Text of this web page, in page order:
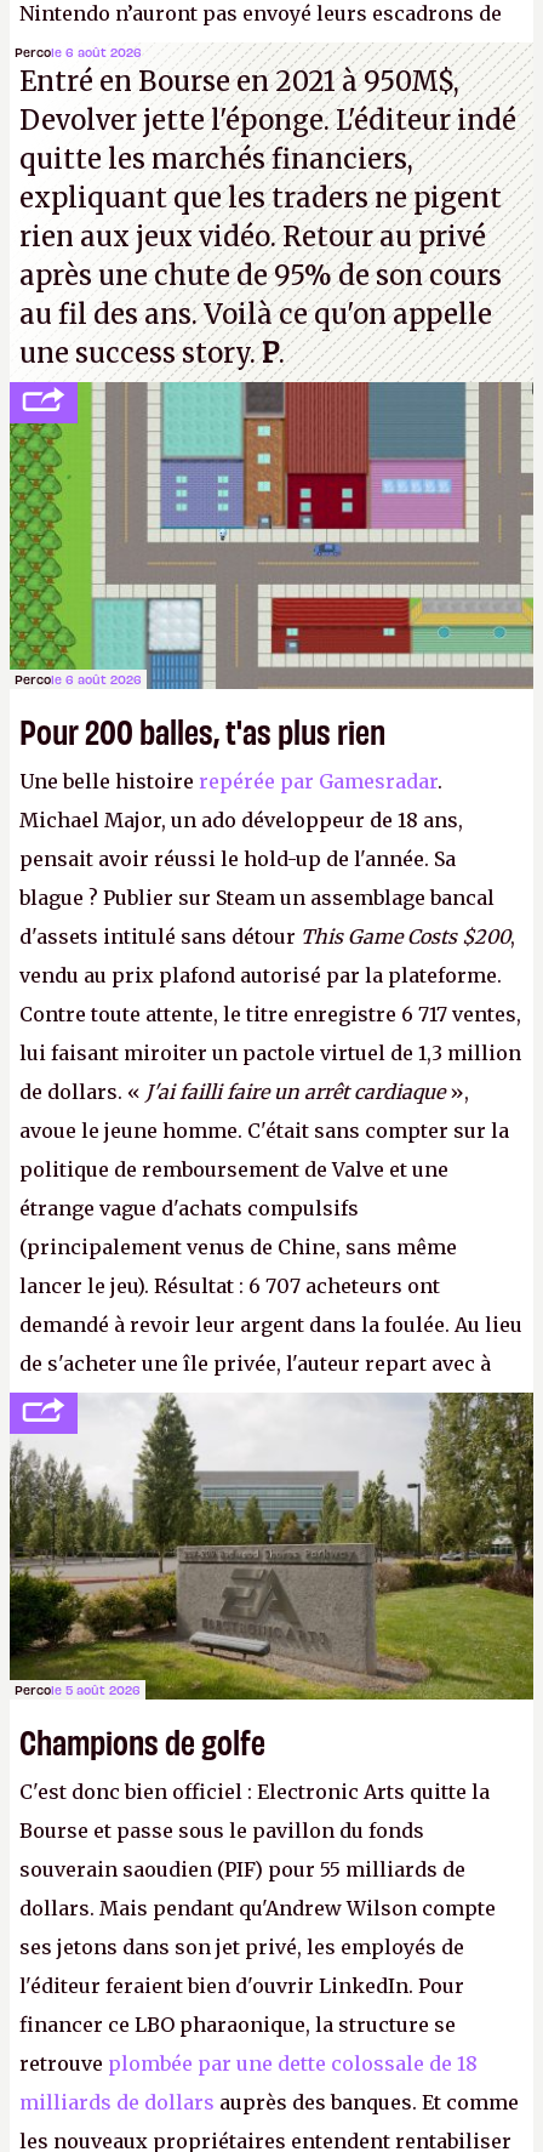
Nintendo n’auront pas envoyé leurs escadrons de
la mort judiciaires pour distribuer du copyright
strike à tour de bras, l'Oncle Sam continuera
d'étaler sa confiture intellectuelle sur vos
souvenirs d'enfance.P.
Percole 6 août 2026
Entré en Bourse en 2021 à 950M$,
Devolver jette l'éponge. L'éditeur indé
quitte les marchés financiers,
expliquant que les traders ne pigent
rien aux jeux vidéo. Retour au privé
après une chute de 95% de son cours
au fil des ans. Voilà ce qu'on appelle
une success story.P.
Percole 6 août 2026
Pour 200 balles, t'as plus rien
Une belle histoire repérée par Gamesradar.
Michael Major, un ado développeur de 18 ans,
pensait avoir réussi le hold-up de l'année. Sa
blague ? Publier sur Steam un assemblage bancal
d'assets intitulé sans détour This Game Costs $200,
vendu au prix plafond autorisé par la plateforme.
Contre toute attente, le titre enregistre 6 717 ventes,
lui faisant miroiter un pactole virtuel de 1,3 million
de dollars. « J'ai failli faire un arrêt cardiaque»,
avoue le jeune homme. C'était sans compter sur la
politique de remboursement de Valve et une
étrange vague d'achats compulsifs
(principalement venus de Chine, sans même
lancer le jeu). Résultat : 6 707 acheteurs ont
demandé à revoir leur argent dans la foulée. Au lieu
de s'acheter une île privée, l'auteur repart avec à
peine 2 000 dollars en poche. C'est toujours plus
cher payé que le temps passé à dev, mais ça
apprendra aux petits malins qu'on ne braque pas
Gabe Newell aussi facilement.P.
Percole 5 août 2026
Champions de golfe
C'est donc bien officiel : Electronic Arts quitte la
Bourse et passe sous le pavillon du fonds
souverain saoudien (PIF) pour 55 milliards de
dollars. Mais pendant qu'Andrew Wilson compte
ses jetons dans son jet privé, les employés de
l'éditeur feraient bien d'ouvrir LinkedIn. Pour
financer ce LBO pharaonique, la structure se
retrouve plombée par une dette colossale de 18
milliards de dollars auprès des banques. Et comme
les nouveaux propriétaires entendent rentabiliser